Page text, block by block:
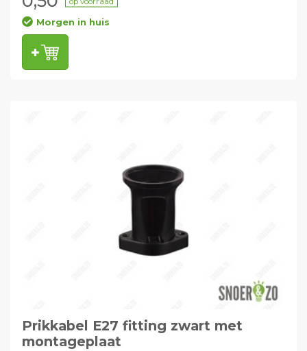
Morgen in huis
Prikkabel E27 fitting zwart met
montageplaat